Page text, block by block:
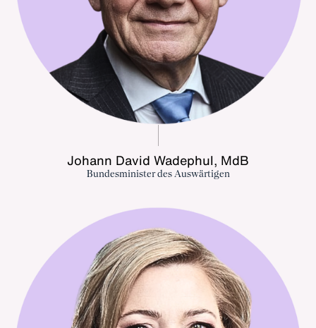
Johann David Wadephul, MdB
Bundesminister des Auswärtigen